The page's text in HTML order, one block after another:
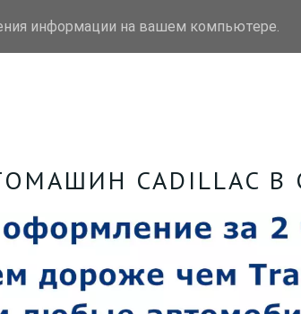
битых авто Марки
CADILLAC В
информации на вашем компьютере.